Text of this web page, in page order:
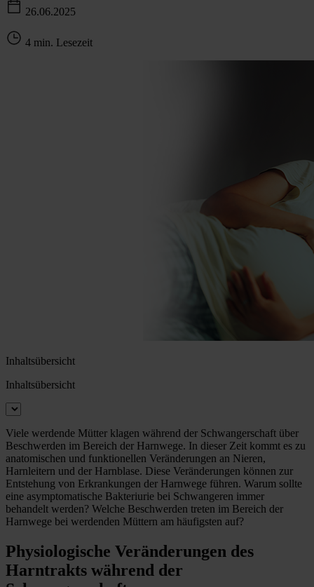
26.06.2025
4 min. Lesezeit
Inhaltsübersicht
Inhaltsübersicht
Viele werdende Mütter klagen während der Schwangerschaft über
Beschwerden im Bereich der Harnwege. In dieser Zeit kommt es zu
anatomischen und funktionellen Veränderungen an Nieren,
Harnleitern und der Harnblase. Diese Veränderungen können zur
Entstehung von Erkrankungen der Harnwege führen. Warum sollte
eine asymptomatische Bakteriurie bei Schwangeren immer
behandelt werden? Welche Beschwerden treten im Bereich der
Harnwege bei werdenden Müttern am häufigsten auf?
Physiologische Veränderungen des
Harntrakts während der